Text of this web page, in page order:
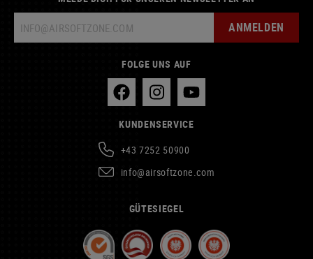
ANMELDEN
FOLGE UNS AUF
KUNDENSERVICE
+43 7252 50900
info@airsoftzone.com
GÜTESIEGEL